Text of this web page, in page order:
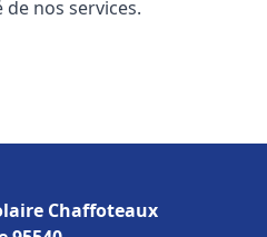
nos services.
Chaffoteaux